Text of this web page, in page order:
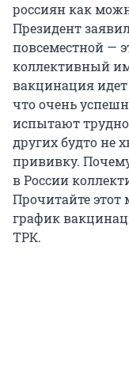
россиян как
Президент
повсеместной —
коллективный
вакцинация идет
что очень
испытают
других будто не
прививку.
в России
Прочитайте этот
график
ТРК.